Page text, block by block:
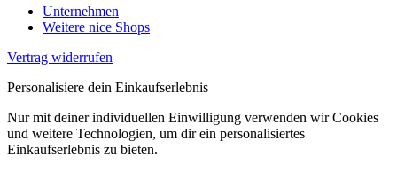
Unternehmen
Weitere nice Shops
Vertrag widerrufen
Personalisiere dein Einkaufserlebnis
Nur mit deiner individuellen Einwilligung verwenden wir Cookies
und weitere Technologien, um dir ein personalisiertes
Einkaufserlebnis zu bieten.